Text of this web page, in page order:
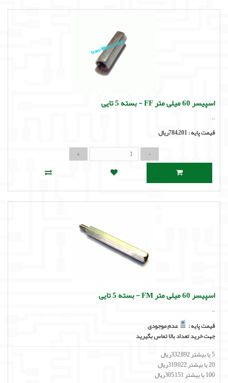
اسپیسر 60 میلی متر FF - بسته 5 تایی
..
قیمت پایه :784,201ریال
اسپیسر 60 میلی متر FM - بسته 5 تایی
..
قیمت پایه :
عدم موجودی
جهت خرید تعداد بالا تماس بگیرید
5 یا بیشتر 332,892ریال
20 یا بیشتر 319,022ریال
100 یا بیشتر 305,151ریال